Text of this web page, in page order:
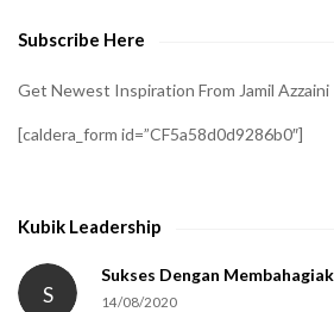
Subscribe Here
Get Newest Inspiration From Jamil Azzaini
[caldera_form id=”CF5a58d0d9286b0″]
Kubik Leadership
S
Sukses Dengan
14/08/2020